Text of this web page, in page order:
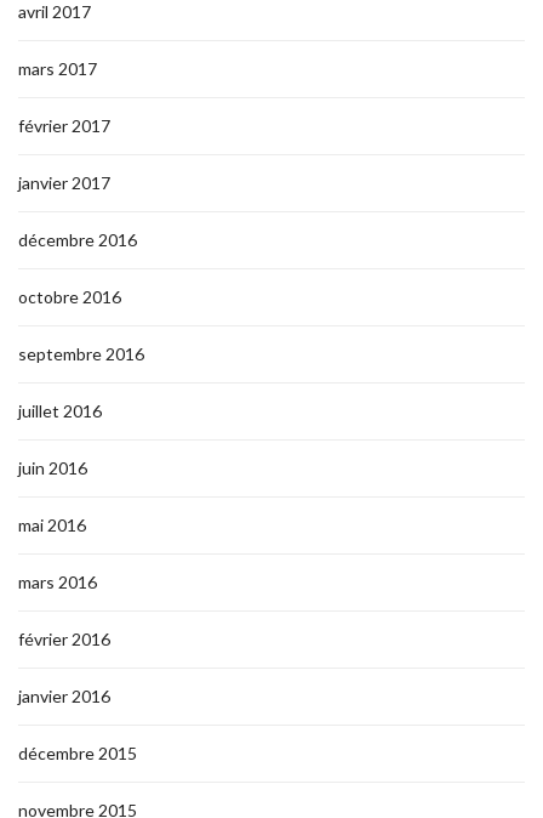
avril 2017
mars 2017
février 2017
janvier 2017
décembre 2016
octobre 2016
septembre 2016
juillet 2016
juin 2016
mai 2016
mars 2016
février 2016
janvier 2016
décembre 2015
novembre 2015